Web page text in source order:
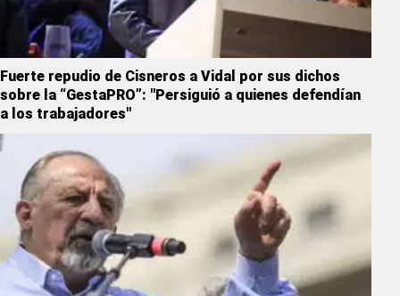
Fuerte repudio de Cisneros a Vidal por sus dichos
sobre la “GestaPRO”: "Persiguió a quienes defendían
a los trabajadores"